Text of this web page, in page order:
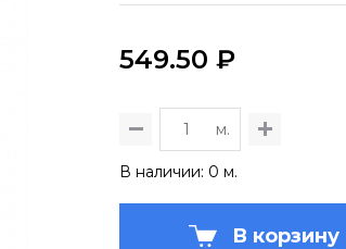
549.50 ₽
м.
В наличии: 0 м.
В корзину